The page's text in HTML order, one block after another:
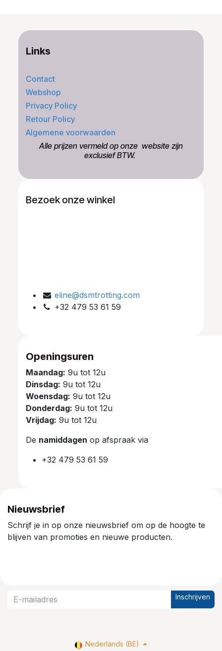
Links
Contact
Webshop
Privacy Policy
Retour Policy
Algemene voorwaarden
​Alle prijzen vermeld op onze ​website zijn
exclusief BTW.
Bezoek onze winkel
eline@dsmtrotting.com
+32 479 53 61 59
Openingsuren
Maandag: 9u tot 12u
Dinsdag: 9u tot 12u
Woensdag: 9u tot 12u
Donderdag: 9u tot 12u
Vrijdag: 9u tot 12u
De namiddagen op afspraak via
+32 479 53 61 59
Nieuwsbrief
Schrijf je in op onze nieuwsbrief om op de hoogte te
blijven van promoties en nieuwe producten.
Inschrijven
Nederlands (BE)